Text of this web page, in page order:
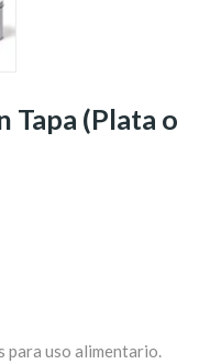
Tapa (Plata o
para uso alimentario.